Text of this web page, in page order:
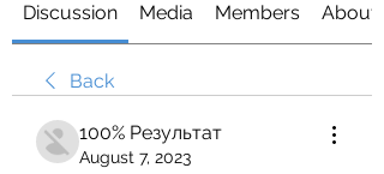
Discussion Media Members About
Back
100% Результат
August 7, 2023